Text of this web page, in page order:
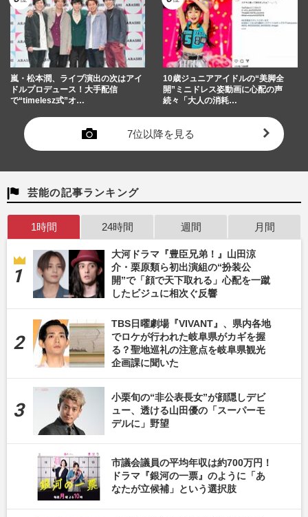
嵐・松本潤、ライブ演出の次はアイ
ドルプロデュース！大手配信
で“timelesz式”オ…
10歳ジュニアアイドルの“美脚全
開”ミニドレス姿動画に心配の声
続々「大人の消耗…
7位以降を見る
芸能の記事ランキング
1時間 24時間 週間 月間
大河ドラマ『豊臣兄弟！』山田涼
介・栗原類ら初出演組の“扮装公
開”で「顔で天下取れる」心配を一蹴
したビジュに相次ぐ反響
TBS日曜劇場『VIVANT』、県内各地
でロケが行われた岐阜県がカギを握
る？聖地巡礼の注意点を岐阜県観光
企画課に聞いた
小栗旬の“非公表長女”が顔隠しデビ
ュー、透ける山田優の「スーパーモ
デルに」野望
市議会議員の平均年収は約700万円！
ドラマ『銀河の一票』のように「あ
なたが立候補」という選択肢